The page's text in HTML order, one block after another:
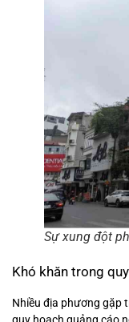
Sự xung đột
Khó khăn trong
Nhiều địa phương gặp